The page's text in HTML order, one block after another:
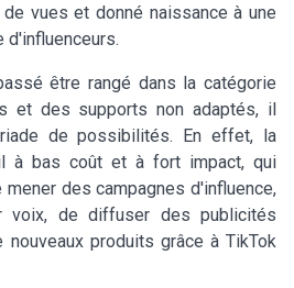
vues et donné naissance à une
d'influenceurs.
être rangé dans la catégorie
et des supports non adaptés, il
de possibilités. En effet, la
à bas coût et à fort impact, qui
des campagnes d'influence,
voix, de diffuser des publicités
produits grâce à TikTok